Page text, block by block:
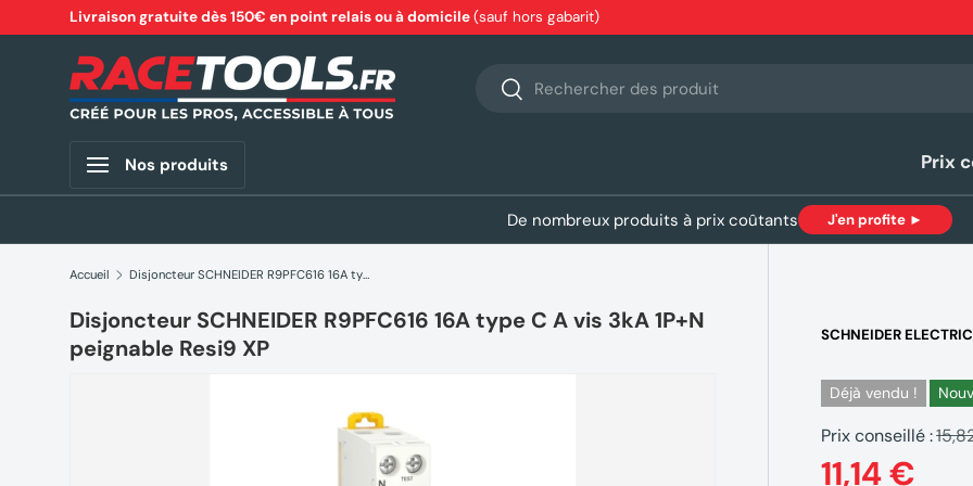
Aller au contenu
Livraison gratuite dès 150€ en point relais ou à domicile(sauf hors gabarit)
Recherche
Rechercher
Nos produits Prix
De nombreux produits à prix coûtants J'en profite ►
Accueil Disjoncteur SCHNEIDER R9PFC616 16A type C A vis 3kA 1P+N peignable Resi9 XP
Disjoncteur SCHNEIDER R9PFC616 16A type C A vis 3kA 1P+N
peignable Resi9 XP
SCHNEIDER ELECTRIC
Déjà vendu !
Prix conseillé :
11,14 €